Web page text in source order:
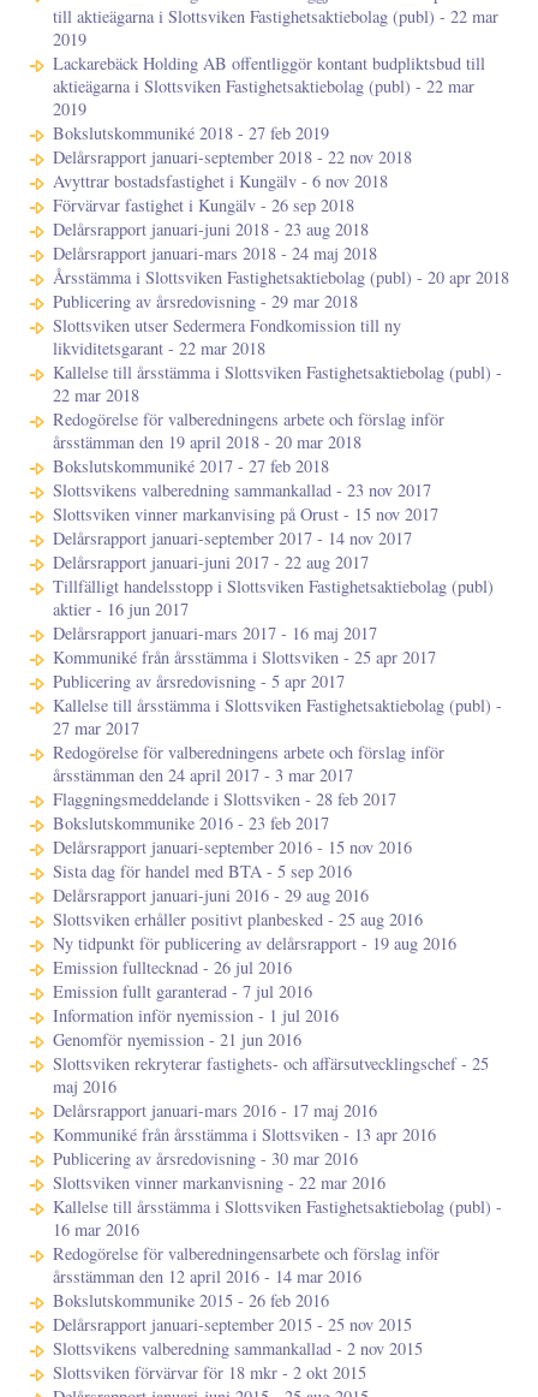
till aktieägarna i Slottsviken Fastighetsaktiebolag (publ) - 22 mar
2019
Lackarebäck Holding AB offentliggör kontant budpliktsbud till
aktieägarna i Slottsviken Fastighetsaktiebolag (publ) - 22 mar
2019
Bokslutskommuniké 2018 - 27 feb 2019
Delårsrapport januari-september 2018 - 22 nov 2018
Avyttrar bostadsfastighet i Kungälv - 6 nov 2018
Förvärvar fastighet i Kungälv - 26 sep 2018
Delårsrapport januari-juni 2018 - 23 aug 2018
Delårsrapport januari-mars 2018 - 24 maj 2018
Årsstämma i Slottsviken Fastighetsaktiebolag (publ) - 20 apr 2018
Publicering av årsredovisning - 29 mar 2018
Slottsviken utser Sedermera Fondkomission till ny
likviditetsgarant - 22 mar 2018
Kallelse till årsstämma i Slottsviken Fastighetsaktiebolag (publ) -
22 mar 2018
Redogörelse för valberedningens arbete och förslag inför
årsstämman den 19 april 2018 - 20 mar 2018
Bokslutskommuniké 2017 - 27 feb 2018
Slottsvikens valberedning sammankallad - 23 nov 2017
Slottsviken vinner markanvising på Orust - 15 nov 2017
Delårsrapport januari-september 2017 - 14 nov 2017
Delårsrapport januari-juni 2017 - 22 aug 2017
Tillfälligt handelsstopp i Slottsviken Fastighetsaktiebolag (publ)
aktier - 16 jun 2017
Delårsrapport januari-mars 2017 - 16 maj 2017
Kommuniké från årsstämma i Slottsviken - 25 apr 2017
Publicering av årsredovisning - 5 apr 2017
Kallelse till årsstämma i Slottsviken Fastighetsaktiebolag (publ) -
27 mar 2017
Redogörelse för valberedningens arbete och förslag inför
årsstämman den 24 april 2017 - 3 mar 2017
Flaggningsmeddelande i Slottsviken - 28 feb 2017
Bokslutskommunike 2016 - 23 feb 2017
Delårsrapport januari-september 2016 - 15 nov 2016
Sista dag för handel med BTA - 5 sep 2016
Delårsrapport januari-juni 2016 - 29 aug 2016
Slottsviken erhåller positivt planbesked - 25 aug 2016
Ny tidpunkt för publicering av delårsrapport - 19 aug 2016
Emission fulltecknad - 26 jul 2016
Emission fullt garanterad - 7 jul 2016
Information inför nyemission - 1 jul 2016
Genomför nyemission - 21 jun 2016
Slottsviken rekryterar fastighets- och affärsutvecklingschef - 25
maj 2016
Delårsrapport januari-mars 2016 - 17 maj 2016
Kommuniké från årsstämma i Slottsviken - 13 apr 2016
Publicering av årsredovisning - 30 mar 2016
Slottsviken vinner markanvisning - 22 mar 2016
Kallelse till årsstämma i Slottsviken Fastighetsaktiebolag (publ) -
16 mar 2016
Redogörelse för valberedningensarbete och förslag inför
årsstämman den 12 april 2016 - 14 mar 2016
Bokslutskommunike 2015 - 26 feb 2016
Delårsrapport januari-september 2015 - 25 nov 2015
Slottsvikens valberedning sammankallad - 2 nov 2015
Slottsviken förvärvar för 18 mkr - 2 okt 2015